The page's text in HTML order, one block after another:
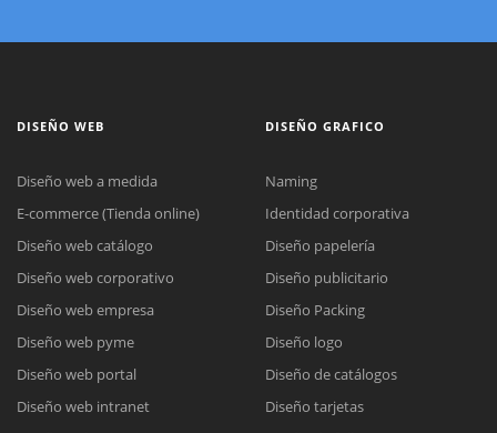
DISEÑO WEB
Diseño web a medida
E-commerce (Tienda online)
Diseño web catálogo
Diseño web corporativo
Diseño web empresa
Diseño web pyme
Diseño web portal
Diseño web intranet
DISEÑO GRAFICO
Naming
Identidad corporativa
Diseño papelería
Diseño publicitario
Diseño Packing
Diseño logo
Diseño de catálogos
Diseño tarjetas